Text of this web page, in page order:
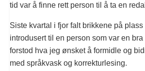
tid var å finne rett person til å ta en
Siste kvartal i fjor falt brikkene på
introdusert til en person som var en bra
forstod hva jeg ønsket å formidle og
med språkvask og korrekturlesing.